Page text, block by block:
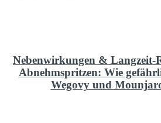
Nebenwirkungen & Langzeit-
Abnehmspritzen: Wie
Wegovy und